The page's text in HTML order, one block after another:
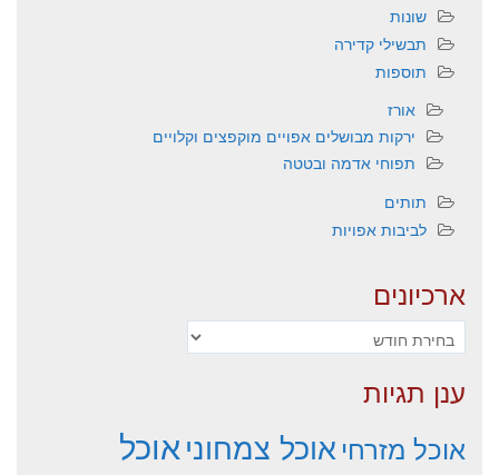
שונות
תבשילי קדירה
תוספות
אורז
ירקות מבושלים אפויים מוקפצים וקלויים
תפוחי אדמה ובטטה
תותים
לביבות אפויות
ארכיונים
ארכיונים
ענן תגיות
אוכל מזרחיאוכל צמחוניאוכל